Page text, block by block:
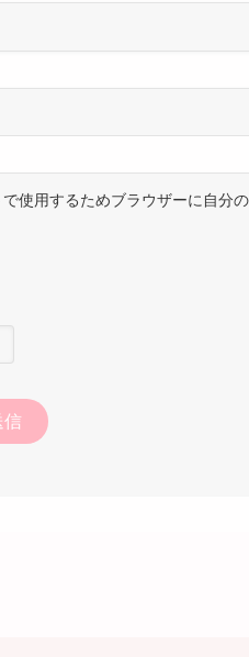
使用するためブラウザーに自分